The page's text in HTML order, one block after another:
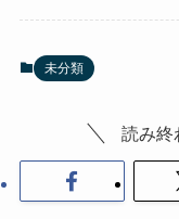
未分類
読み終